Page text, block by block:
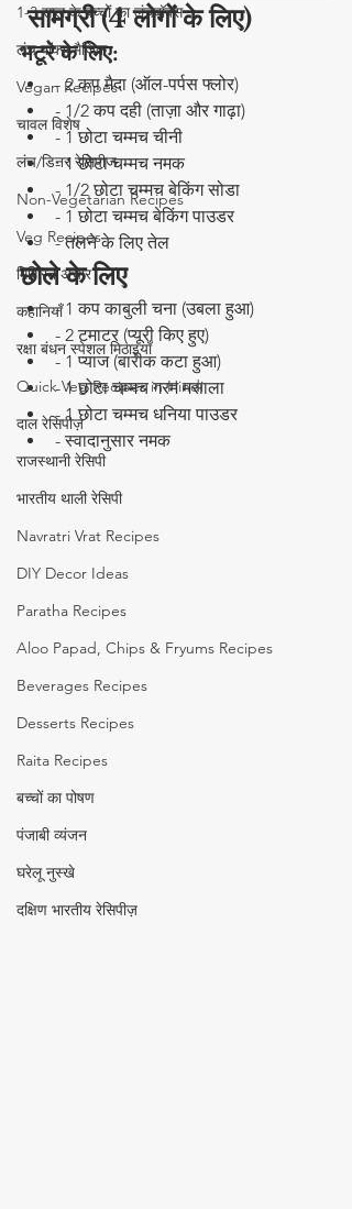
1-3 साल के बच्चों का लंचबॉक्स
लंच बॉक्स मैजिक
Vegan Recipes
चावल विशेष
लंच/डिनर रेसिपीज
Non-Vegetarian Recipes
Veg Recipes
मिश्रित अचार
कहानियाँ
रक्षा बंधन स्पेशल मिठाइयाँ
Quick Veg Recipes in Hindi
दाल रेसिपीज़
राजस्थानी रेसिपी
भारतीय थाली रेसिपी
Navratri Vrat Recipes
DIY Decor Ideas
Paratha Recipes
Aloo Papad, Chips & Fryums Recipes
Beverages Recipes
Desserts Recipes
Raita Recipes
बच्चों का पोषण
पंजाबी व्यंजन
घरेलू नुस्खे
दक्षिण भारतीय रेसिपीज़
सामग्री (4 लोगों के लिए)
भटूरे के लिए:
- 2 कप मैदा (ऑल-पर्पस फ्लोर)
- 1/2 कप दही (ताज़ा और गाढ़ा)
- 1 छोटा चम्मच चीनी
- 1 छोटा चम्मच नमक
- 1/2 छोटा चम्मच बेकिंग सोडा
- 1 छोटा चम्मच बेकिंग पाउडर
- तलने के लिए तेल
छोले के लिए
- 1 कप काबुली चना (उबला हुआ)
- 2 टमाटर (प्यूरी किए हुए)
- 1 प्याज (बारीक कटा हुआ)
- 1 छोटा चम्मच गरम मसाला
- 1 छोटा चम्मच धनिया पाउडर
- स्वादानुसार नमक